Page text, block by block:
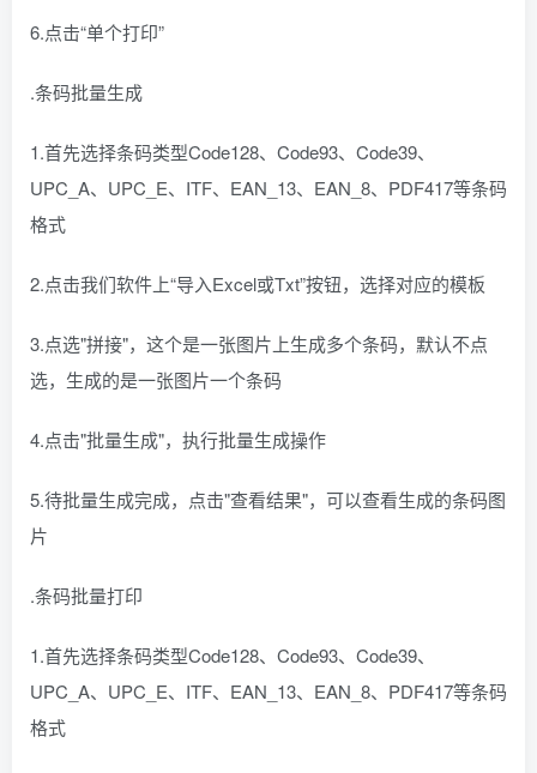
6.点击“单个打印”
.条码批量生成
1.首先选择条码类型Code128、Code93、Code39、
UPC_A、UPC_E、ITF、EAN_13、EAN_8、PDF417等条码
格式
2.点击我们软件上“导入Excel或Txt”按钮，选择对应的模板
3.点选"拼接"，这个是一张图片上生成多个条码，默认不点
选，生成的是一张图片一个条码
4.点击"批量生成"，执行批量生成操作
5.待批量生成完成，点击"查看结果"，可以查看生成的条码图
片
.条码批量打印
1.首先选择条码类型Code128、Code93、Code39、
UPC_A、UPC_E、ITF、EAN_13、EAN_8、PDF417等条码
格式